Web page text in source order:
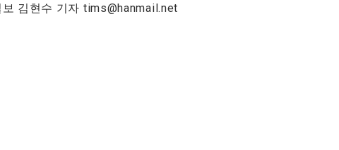
김현수 기자 tims@hanmail.net